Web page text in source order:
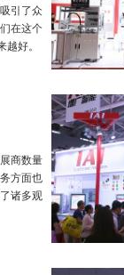
引了众
在这个
好。
商数量
方面也
诸多观